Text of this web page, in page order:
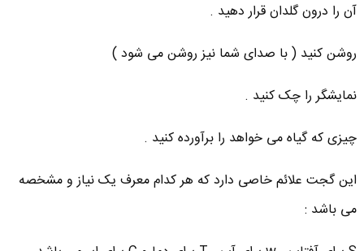
آن را درون گلدان قرار دهید .
روشن کنید ( با صدای شما نیز روشن می شود )
نمایشگر را چک کنید .
چیزی که گیاه می خواهد را برآورده کنید .
این گجت علائم خاصی دارد که هر کدام معرف یک نیاز و مشخصه
می باشد :